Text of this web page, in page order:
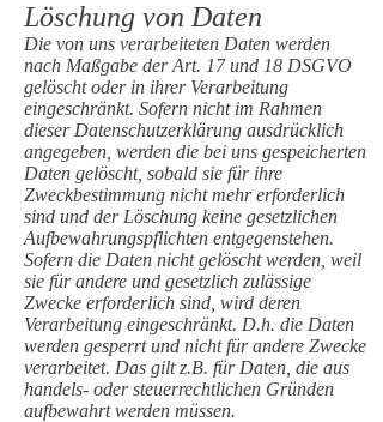
Löschung von Daten
Die von uns verarbeiteten Daten werden
nach Maßgabe der Art. 17 und 18 DSGVO
gelöscht oder in ihrer Verarbeitung
eingeschränkt. Sofern nicht im Rahmen
dieser Datenschutzerklärung ausdrücklich
angegeben, werden die bei uns gespeicherten
Daten gelöscht, sobald sie für ihre
Zweckbestimmung nicht mehr erforderlich
sind und der Löschung keine gesetzlichen
Aufbewahrungspflichten entgegenstehen.
Sofern die Daten nicht gelöscht werden, weil
sie für andere und gesetzlich zulässige
Zwecke erforderlich sind, wird deren
Verarbeitung eingeschränkt. D.h. die Daten
werden gesperrt und nicht für andere Zwecke
verarbeitet. Das gilt z.B. für Daten, die aus
handels- oder steuerrechtlichen Gründen
aufbewahrt werden müssen.